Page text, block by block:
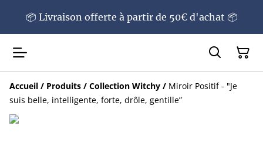
📦 Livraison offerte à partir de 50€ d'achat 📦
Accueil / Produits / Collection Witchy / Miroir Positif - "Je
suis belle, intelligente, forte, drôle, gentille”